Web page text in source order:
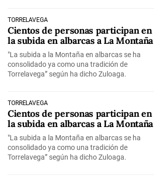
TORRELAVEGA
Cientos de personas participan en
la subida en albarcas a La Montaña
"La subida a la Montaña en albarcas se ha
consolidado ya como una tradición de
Torrelavega” según ha dicho Zuloaga.
TORRELAVEGA
Cientos de personas participan en
la subida en albarcas a La Montaña
"La subida a la Montaña en albarcas se ha
consolidado ya como una tradición de
Torrelavega” según ha dicho Zuloaga.